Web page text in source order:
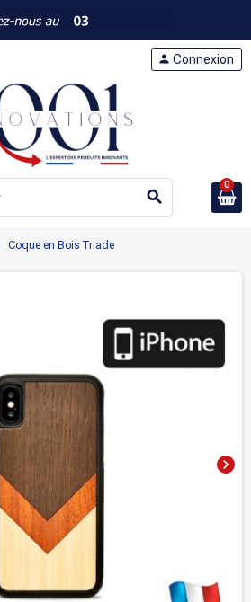
search
person Connexion
0
Coque en Bois Triade
chevron_right